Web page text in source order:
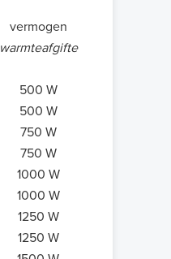
vermogen
warmteafgifte
500 W
500 W
750 W
750 W
1000 W
1000 W
1250 W
1250 W